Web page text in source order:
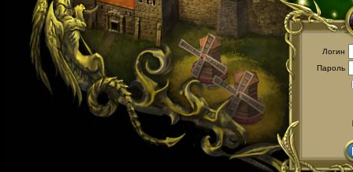
Логин
Пароль